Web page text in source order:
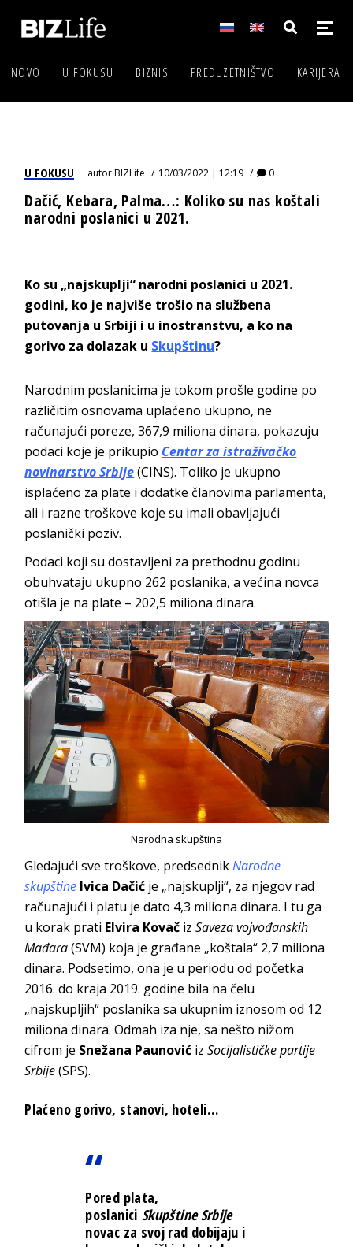
NOVO U FOKUSU BIZNIS PREDUZETNIŠTVO KARIJERA
U FOKUSU autorBIZLife 10/03/2022 | 12:19 0
Dačić, Kebara, Palma…: Koliko su nas koštali
narodni poslanici u 2021.
Ko su „najskuplji“ narodni poslanici u 2021.
godini, ko je najviše trošio na službena
putovanja u Srbiji i u inostranstvu, a ko na
gorivo za dolazak u Skupštinu?
Narodnim poslanicima je tokom prošle godine po
različitim osnovama uplaćeno ukupno, ne
računajući poreze, 367,9 miliona dinara, pokazuju
podaci koje je prikupio Centar za istraživačko
novinarstvo Srbije(CINS). Toliko je ukupno
isplaćeno za plate i dodatke članovima parlamenta,
ali i razne troškove koje su imali obavljajući
poslanički poziv.
Podaci koji su dostavljeni za prethodnu godinu
obuhvataju ukupno 262 poslanika, a većina novca
otišla je na plate – 202,5 miliona dinara.
Narodna skupština
Gledajući sve troškove, predsednikNarodne
skupštine Ivica Dačić je „najskuplji“, za njegov rad
računajući i platu je dato 4,3 miliona dinara. I tu ga
u korak prati Elvira Kovač izSaveza vojvođanskih
Mađara(SVM) koja je građane „koštala“ 2,7 miliona
dinara. Podsetimo, ona je u periodu od početka
2016. do kraja 2019. godine bila na čelu
„najskupljih“ poslanika sa ukupnim iznosom od 12
miliona dinara. Odmah iza nje, sa nešto nižom
cifrom je Snežana Paunović izSocijalističke partije
Srbije(SPS).
Plaćeno gorivo, stanovi, hoteli…
Pored plata,
poslanici Skupštine Srbije
novac za svoj rad dobijaju i